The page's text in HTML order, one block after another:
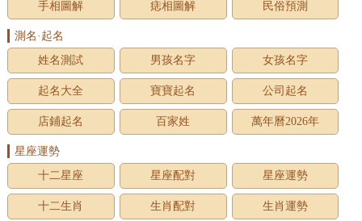
手相圖解 痣相圖解 民俗預測
測名·起名
姓名測試
男孩名字 女孩名字
起名大全 寶寶起名 公司起名
店鋪起名 百家姓 萬年曆2026年
星座運勢
十二星座
星座配對 星座運勢
十二生肖 生肖配對 生肖運勢